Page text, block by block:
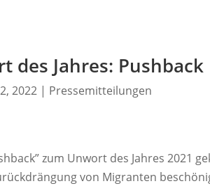
des Jahres: Pushback
2022| Pressemitteilungen
zum Unwort des Jahres 2021
von Migranten